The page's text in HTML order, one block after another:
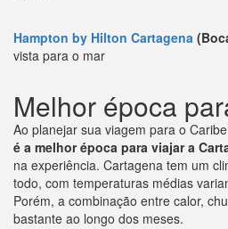
Hampton by Hilton Cartagena
vista para o mar
Melhor época
Ao planejar sua viagem para o
é a melhor época para viajar a
na experiência. Cartagena tem um
todo, com temperaturas médias
Porém, a combinação entre calor,
bastante ao longo dos meses.